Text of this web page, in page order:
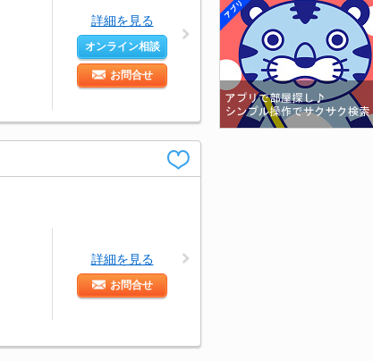
詳細を見る
オンライン相談
お問合せ
詳細を見る
お問合せ